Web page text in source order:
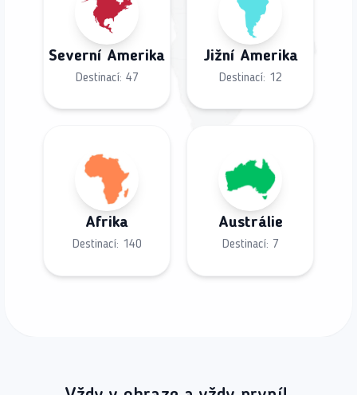
Severní Amerika
Destinací: 47
Jižní Amerika
Destinací: 12
Afrika
Destinací: 140
Austrálie
Destinací: 7